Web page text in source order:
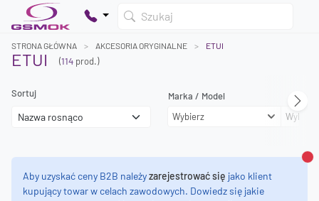
Szukaj
Twój koszyk jest pusty
Dodaj produkty, aby kontynuować.
0 zł
STRONA GŁÓWNA AKCESORIA ORYGINALNE ETUI
ETUI (114 prod.)
Sortuj
Marka / Model
Wybierz
Wybierz
Aby uzyskać ceny B2B należyzarejestrować się jako klient
kupujący towar w celach zawodowych. Dowiedz się jakie